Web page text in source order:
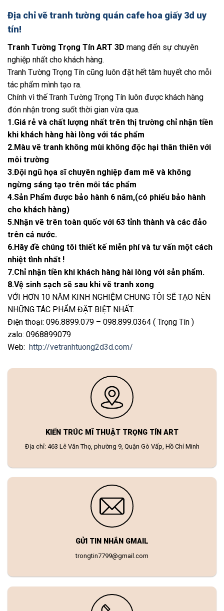
Địa chỉ vẽ tranh tường quán cafe hoa giấy 3d uy
tín!
Tranh Tường Trọng Tín ART 3D mang đến sự chuyên
nghiệp nhất cho khách hàng.
Tranh Tường Trọng Tín cũng luôn đặt hết tâm huyết cho mỗi
tác phẩm mình tạo ra.
Chính vì thế Tranh Tường Trọng Tín luôn được khách hàng
đón nhận trong suốt thời gian vừa qua.
1.Giá rẻ và chất lượng nhất trên thị trường chỉ nhận tiền
khi khách hàng hài lòng với tác phẩm
2.Màu vẽ tranh không mùi không độc hại thân thiên với
môi trường
3.Đội ngũ họa sĩ chuyên nghiệp đam mê và không
ngừng sáng tạo trên mỗi tác phẩm
4.Sản Phẩm được bảo hành 6 năm,(có phiếu bảo hành
cho khách hàng)
5.Nhận vẽ trên toàn quốc với 63 tỉnh thành và các đảo
trên cả nước.
6.Hãy đề chúng tôi thiết kế miễn phí và tư vấn một cách
nhiệt tình nhất !
7.Chỉ nhận tiền khi khách hàng hài lòng với sản phẩm.
8.Vệ sinh sạch sẽ sau khi vẽ tranh xong
VỚI HƠN 10 NĂM KINH NGHIỆM CHUNG TÔI SẼ TẠO NÊN
NHỮNG TÁC PHẨM ĐẶT BIỆT NHẤT.
Điện thoại: 096.8899.079 – 098.899.0364 ( Trọng Tín )
zalo: 0968899079
Web: http://vetranhtuong2d3d.com/
KIẾN TRÚC MĨ THUẬT TRỌNG TÍN ART
Địa chỉ: 463 Lê Văn Thọ, phường 9, Quận Gò Vấp, Hồ Chí Minh
GỬI TIN NHẮN GMAIL
trongtin7799@gmail.com